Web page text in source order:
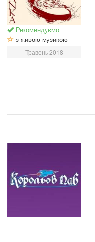
Рекомендуємо
з живою музикою
Травень 2018